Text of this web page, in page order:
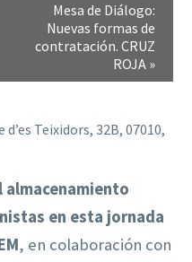
Mesa de Diálogo:
Nuevas formas de
contratación. CRUZ
ROJA »
Teixidors, 32B, 07010,
en esta jornada
, en colaboración con